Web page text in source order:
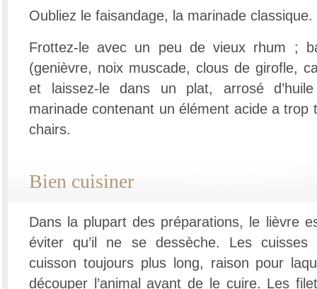
Oubliez le faisandage, la marinade
Frottez-le avec un peu de vieux rhum ;
(genièvre, noix muscade, clous de girofle,
et laissez-le dans un plat, arrosé
marinade contenant un élément acide a trop
chairs.
Bien cuisiner
Dans la plupart des préparations, le lièvre
éviter qu’il ne se dessèche. Les
cuisson toujours plus long, raison pour
découper l’animal avant de le cuire. Les